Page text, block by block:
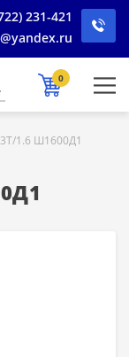
231-421
0
1.6 Ш1600Д1